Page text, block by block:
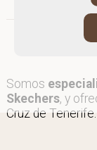
Somos
Skechers, y
Cruz de Tenerife.